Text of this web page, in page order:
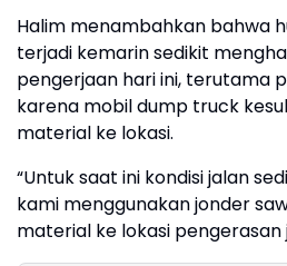
Halim menambahkan bahwa
terjadi kemarin sedikit
pengerjaan hari ini, terutama
karena mobil dump truck
material ke lokasi.
“Untuk saat ini kondisi jalan
kami menggunakan jonder
material ke lokasi pengerasan